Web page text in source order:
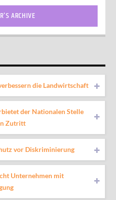
ARCHIVE
die Landwirtschaft
der Nationalen Stelle
Zutritt
vor Diskriminierung
Unternehmen mit